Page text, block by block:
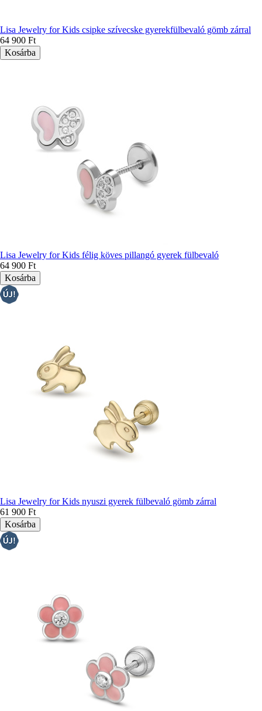
Lisa Jewelry for Kids csipke szívecske gyerekfülbevaló gömb zárral
64 900 Ft
Lisa Jewelry for Kids félig köves pillangó gyerek fülbevaló
64 900 Ft
Lisa Jewelry for Kids nyuszi gyerek fülbevaló gömb zárral
61 900 Ft